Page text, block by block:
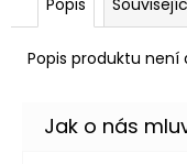
Popis
Popis produktu není